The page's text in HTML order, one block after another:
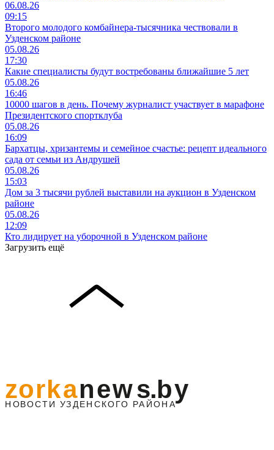
06.08.26
09:15
Второго молодого комбайнера-тысячника чествовали в
Узденском районе
05.08.26
17:30
Какие специалисты будут востребованы ближайшие 5 лет
05.08.26
16:46
10000 шагов в день. Почему журналист участвует в марафоне
Президентского спортклуба
05.08.26
16:09
Бархатцы, хризантемы и семейное счастье: рецепт идеального
сада от семьи из Андрушей
05.08.26
15:03
Дом за 3 тысячи рублей выставили на аукцион в Узденском
районе
05.08.26
12:09
Кто лидирует на уборочной в Узденском районе
Загрузить ещё